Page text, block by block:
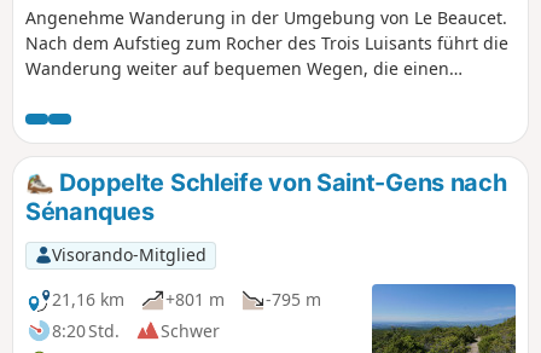
Angenehme Wanderung in der Umgebung von Le Beaucet.
Nach dem Aufstieg zum Rocher des Trois Luisants führt die
Wanderung weiter auf bequemen Wegen, die einen
Doppelte Schleife von Saint-Gens nach
Sénanques
Visorando-Mitglied
21,16 km
+801 m
-795 m
8:20 Std.
Schwer